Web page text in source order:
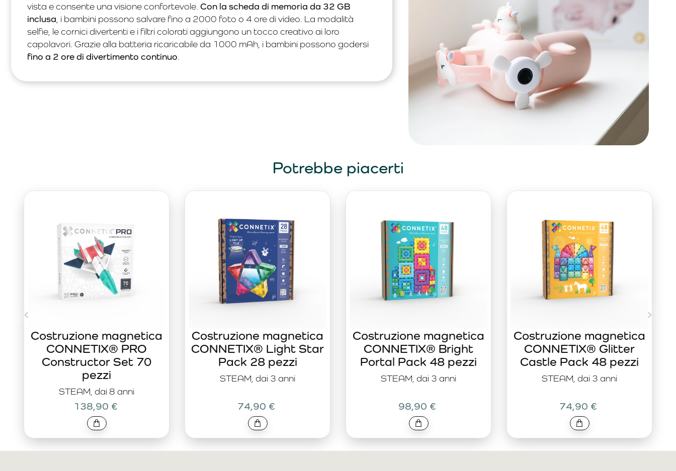
vista e consente una visione confortevole. Con la scheda di memoria da 32 GB
inclusa, i bambini possono salvare fino a 2000 foto o 4 ore di video. La modalità
selfie, le cornici divertenti e i filtri colorati aggiungono un tocco creativo ai loro
capolavori. Grazie alla batteria ricaricabile da 1000 mAh, i bambini possono godersi
fino a 2 ore di divertimento continuo.
Potrebbe piacerti
STEAM, dai 8 anni
Costruzione magnetica
CONNETIX® PRO
Constructor Set 70
pezzi
138,90 €
STEAM, dai 3 anni
Costruzione magnetica
CONNETIX® Light Star
Pack 28 pezzi
74,90 €
STEAM, dai 3 anni
Costruzione magnetica
CONNETIX® Bright
Portal Pack 48 pezzi
98,90 €
STEAM, dai 3 anni
Costruzione magnetica
CONNETIX® Glitter
Castle Pack 48 pezzi
74,90 €